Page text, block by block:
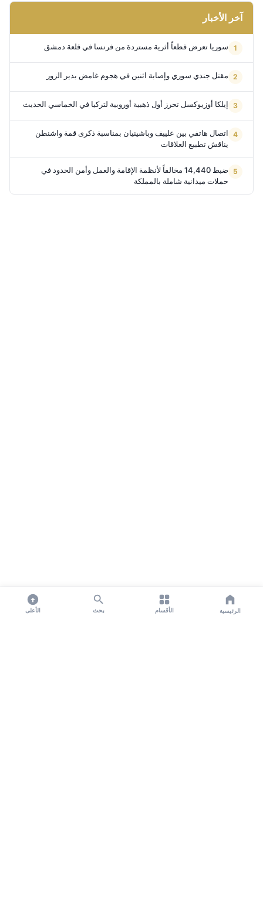
آخر الأخبار
سوريا تعرض قطعاً أثرية مستردة من فرنسا في قلعة دمشق
مقتل جندي سوري وإصابة اثنين في هجوم غامض بدير الزور
إيلكا أوزيوكسل تحرز أول ذهبية أوروبية لتركيا في الخماسي الحديث
اتصال هاتفي بين علييف وباشينيان بمناسبة ذكرى قمة واشنطن
يناقش تطبيع العلاقات
ضبط 14,440 مخالفاً لأنظمة الإقامة والعمل وأمن الحدود في
حملات ميدانية شاملة بالمملكة
الرئيسية الأقسام بحث الأعلى